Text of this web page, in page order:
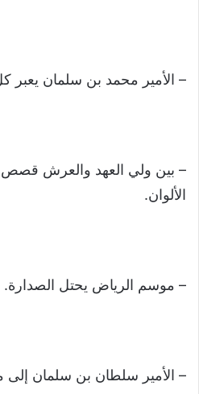
– الأمير محمد بن سلمان يعبر
– بين ولي العهد والعرش قصص
الألوان.
– موسم الرياض يحتل الصدارة.
– الأمير سلطان بن سلمان